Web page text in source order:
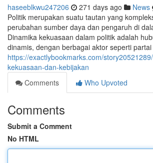
haseeblkwu247206 271 days ago News
Politik merupakan suatu tautan yang
perubahan sumber daya dan pengaruh di
Dinamika kekuasaan dalam politik adalah
dinamis, dengan berbagai aktor seperti partai
https://exactlybookmarks.com/
kekuasaan-dan-kebijakan
Comments
Who Upvoted
Comments
Submit a Comment
No HTML